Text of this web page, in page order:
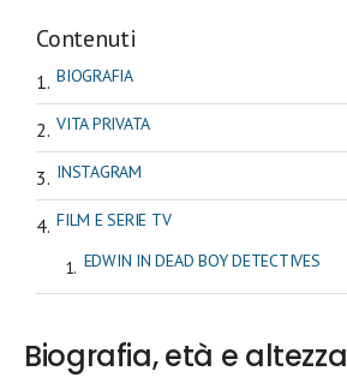
Contenuti
BIOGRAFIA
VITA PRIVATA
INSTAGRAM
FILM E SERIE TV
EDWIN IN DEAD BOY DETECTIVES
Biografia, età e altezza